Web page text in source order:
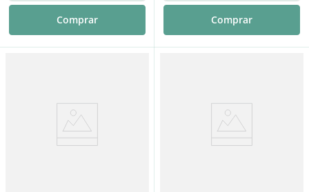
Comprar Comprar